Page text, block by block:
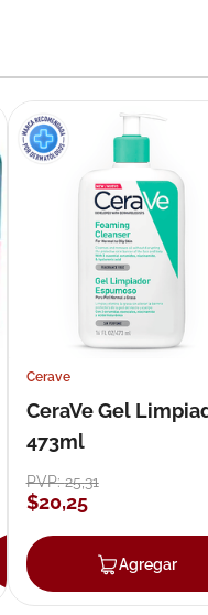
Agregar
Cerave
CeraVe Gel
473ml
PVP:25,31
$20,25
Agregar